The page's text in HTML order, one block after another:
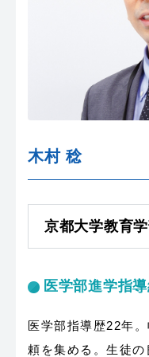
木村 稔
京都大学教育
医学部進学指
医学部指導歴22年
頼を集める。生徒